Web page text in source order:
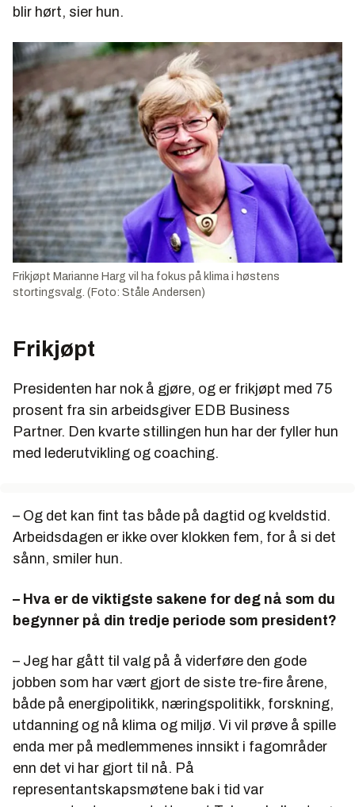
blir hørt, sier hun.
Frikjøpt Marianne Harg vil ha fokus på klima i høstens
stortingsvalg. (Foto: Ståle Andersen)
Frikjøpt
Presidenten har nok å gjøre, og er frikjøpt med 75
prosent fra sin arbeidsgiver EDB Business
Partner. Den kvarte stillingen hun har der fyller hun
med lederutvikling og coaching.
– Og det kan fint tas både på dagtid og kveldstid.
Arbeidsdagen er ikke over klokken fem, for å si det
sånn, smiler hun.
– Hva er de viktigste sakene for deg nå som du
begynner på din tredje periode som president?
– Jeg har gått til valg på å viderføre den gode
jobben som har vært gjort de siste tre-fire årene,
både på energipolitikk, næringspolitikk, forskning,
utdanning og nå klima og miljø. Vi vil prøve å spille
enda mer på medlemmenes innsikt i fagområder
enn det vi har gjort til nå. På
representantskapsmøtene bak i tid var